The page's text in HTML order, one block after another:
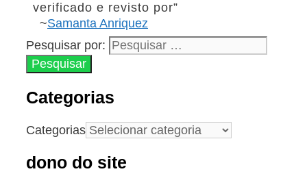
verificado e revisto por”
~Samanta Anriquez
Pesquisar por:
Categorias
Categorias
dono do site